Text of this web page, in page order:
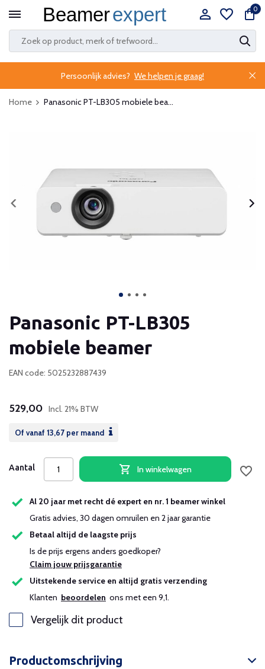
0
Persoonlijk advies? We helpen je graag!
Home Panasonic PT-LB305 mobiele bea...
Panasonic PT-LB305
mobiele beamer
EAN code: 5025232887439
529,00 Incl. 21% BTW
Of vanaf 13,67 per maand
Aantal In winkelwagen
Al 20 jaar met recht dé expert en nr. 1 beamer winkel
Gratis advies, 30 dagen omruilen en 2 jaar garantie
Betaal altijd de laagste prijs
Is de prijs ergens anders goedkoper?
Claim jouw prijsgarantie
Uitstekende service en altijd gratis verzending
Klanten beoordelen ons met een 9,1.
Vergelijk dit product
Productomschrijving